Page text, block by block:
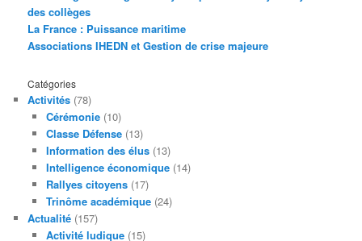
des collèges
La France : Puissance maritime
Associations IHEDN et Gestion de crise majeure
Catégories
Activités (78)
Cérémonie(10)
Classe Défense(13)
Information des élus(13)
Intelligence économique(14)
Rallyes citoyens(17)
Trinôme académique(24)
Actualité (157)
Activité ludique(15)